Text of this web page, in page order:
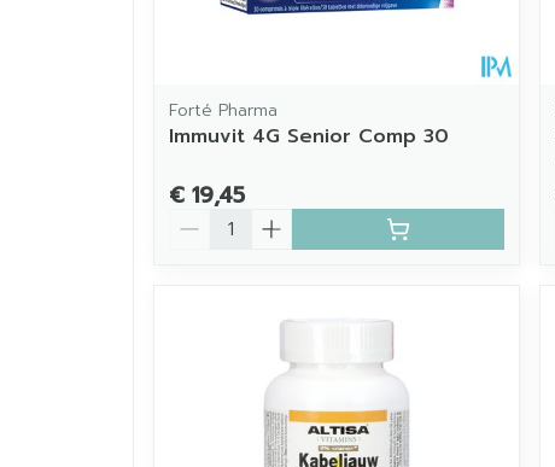
Forté Pharma
Immuvit 4G Senior Comp 30
€ 19,45
Aantal